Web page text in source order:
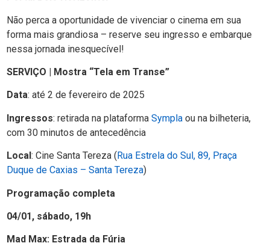
Não perca a oportunidade de vivenciar o cinema em sua
forma mais grandiosa – reserve seu ingresso e embarque
nessa jornada inesquecível!
SERVIÇO | Mostra “Tela em Transe”
Data: até 2 de fevereiro de 2025
Ingressos: retirada na plataforma Sympla ou na bilheteria,
com 30 minutos de antecedência
Local: Cine Santa Tereza (Rua Estrela do Sul, 89, Praça
Duque de Caxias – Santa Tereza)
Programação completa
04/01, sábado, 19h
Mad Max: Estrada da Fúria